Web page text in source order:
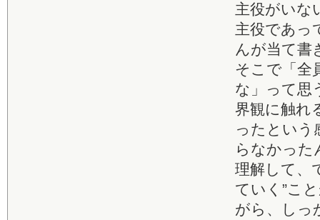
主役がいな
主役であっ
んが当て書
そこで「全
な」って思
界観に触れ
ったという
らなかった
理解して、
ていく”こ
がら、しっ